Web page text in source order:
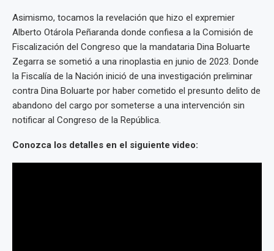
Asimismo, tocamos la revelación que hizo el expremier
Alberto Otárola Peñaranda donde confiesa a la Comisión de
Fiscalización del Congreso que la mandataria Dina Boluarte
Zegarra se sometió a una rinoplastia en junio de 2023. Donde
la Fiscalía de la Nación inició de una investigación preliminar
contra Dina Boluarte por haber cometido el presunto delito de
abandono del cargo por someterse a una intervención sin
notificar al Congreso de la República.
Conozca los detalles en el siguiente video: